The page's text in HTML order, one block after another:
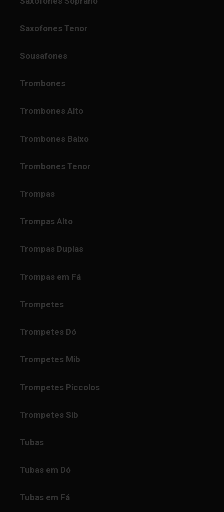
Saxofones Tenor
Sousafones
Trombones
Trombones Alto
Trombones Baixo
Trombones Tenor
Trompas
Trompas Alto
Trompas Duplas
Trompas em Fá
Trompetes
Trompetes Dó
Trompetes Mib
Trompetes Piccolos
Trompetes Sib
Tubas
Tubas em Dó
Tubas em Fá